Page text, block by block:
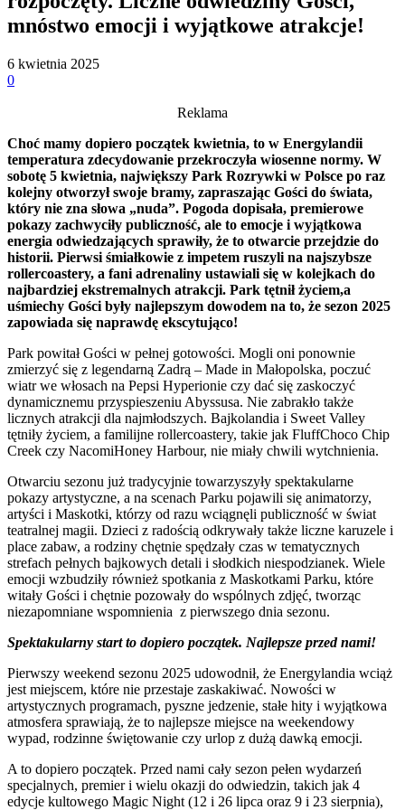
mnóstwo emocji i wyjątkowe atrakcje!
6 kwietnia 2025
0
Reklama
Choć mamy dopiero początek kwietnia, to w Energylandii
temperatura zdecydowanie przekroczyła wiosenne normy. W
sobotę 5 kwietnia, największy Park Rozrywki w Polsce po raz
kolejny otworzył swoje bramy, zapraszając Gości do świata,
który nie zna słowa „nuda”. Pogoda dopisała, premierowe
pokazy zachwyciły publiczność, ale to emocje i wyjątkowa
energia odwiedzających sprawiły, że to otwarcie przejdzie do
historii. Pierwsi śmiałkowie z impetem ruszyli na najszybsze
rollercoastery, a fani adrenaliny ustawiali się w kolejkach do
najbardziej ekstremalnych atrakcji. Park tętnił życiem,a
uśmiechy Gości były najlepszym dowodem na to, że sezon 2025
zapowiada się naprawdę ekscytująco!
Park powitał Gości w pełnej gotowości. Mogli oni ponownie
zmierzyć się z legendarną Zadrą – Made in Małopolska, poczuć
wiatr we włosach na Pepsi Hyperionie czy dać się zaskoczyć
dynamicznemu przyspieszeniu Abyssusa. Nie zabrakło także
licznych atrakcji dla najmłodszych. Bajkolandia i Sweet Valley
tętniły życiem, a familijne rollercoastery, takie jak FluffChoco Chip
Creek czy NacomiHoney Harbour, nie miały chwili wytchnienia.
Otwarciu sezonu już tradycyjnie towarzyszyły spektakularne
pokazy artystyczne, a na scenach Parku pojawili się animatorzy,
artyści i Maskotki, którzy od razu wciągnęli publiczność w świat
teatralnej magii. Dzieci z radością odkrywały także liczne karuzele i
place zabaw, a rodziny chętnie spędzały czas w tematycznych
strefach pełnych bajkowych detali i słodkich niespodzianek. Wiele
emocji wzbudziły również spotkania z Maskotkami Parku, które
witały Gości i chętnie pozowały do wspólnych zdjęć, tworząc
niezapomniane wspomnienia z pierwszego dnia sezonu.
Spektakularny start to dopiero początek. Najlepsze przed nami!
Pierwszy weekend sezonu 2025 udowodnił, że Energylandia wciąż
jest miejscem, które nie przestaje zaskakiwać. Nowości w
artystycznych programach, pyszne jedzenie, stałe hity i wyjątkowa
atmosfera sprawiają, że to najlepsze miejsce na weekendowy
wypad, rodzinne świętowanie czy urlop z dużą dawką emocji.
A to dopiero początek. Przed nami cały sezon pełen wydarzeń
specjalnych, premier i wielu okazji do odwiedzin, takich jak 4
edycje kultowego Magic Night (12 i 26 lipca oraz 9 i 23 sierpnia),